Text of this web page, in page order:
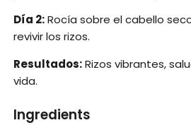
Día 2:Rocía sobre el cabello
revivir los rizos.
Resultados:Rizos vibrantes,
vida.
Ingredients